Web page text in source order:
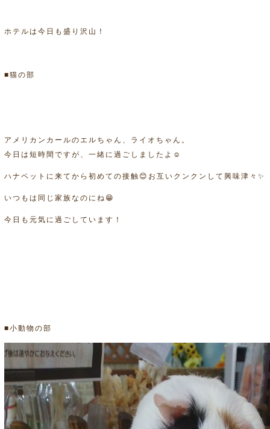
ホテルは今日も盛り沢山！
■猫の部
アメリカンカールのエルちゃん、ライオちゃん。
今日は短時間ですが、一緒に過ごしましたよ☺
ハナペットに来てから初めての接触😊お互いクンクンして興味津々✨
いつもは同じ家族なのにね😁
今日も元気に過ごしています！
■小動物の部